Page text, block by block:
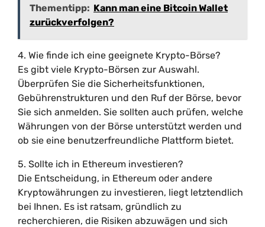
Thementipp: Kann man eine Bitcoin Wallet
zurückverfolgen?
4. Wie finde ich eine geeignete Krypto-Börse?
Es gibt viele Krypto-Börsen zur Auswahl.
Überprüfen Sie die Sicherheitsfunktionen,
Gebührenstrukturen und den Ruf der Börse, bevor
Sie sich anmelden. Sie sollten auch prüfen, welche
Währungen von der Börse unterstützt werden und
ob sie eine benutzerfreundliche Plattform bietet.
5. Sollte ich in Ethereum investieren?
Die Entscheidung, in Ethereum oder andere
Kryptowährungen zu investieren, liegt letztendlich
bei Ihnen. Es ist ratsam, gründlich zu
recherchieren, die Risiken abzuwägen und sich